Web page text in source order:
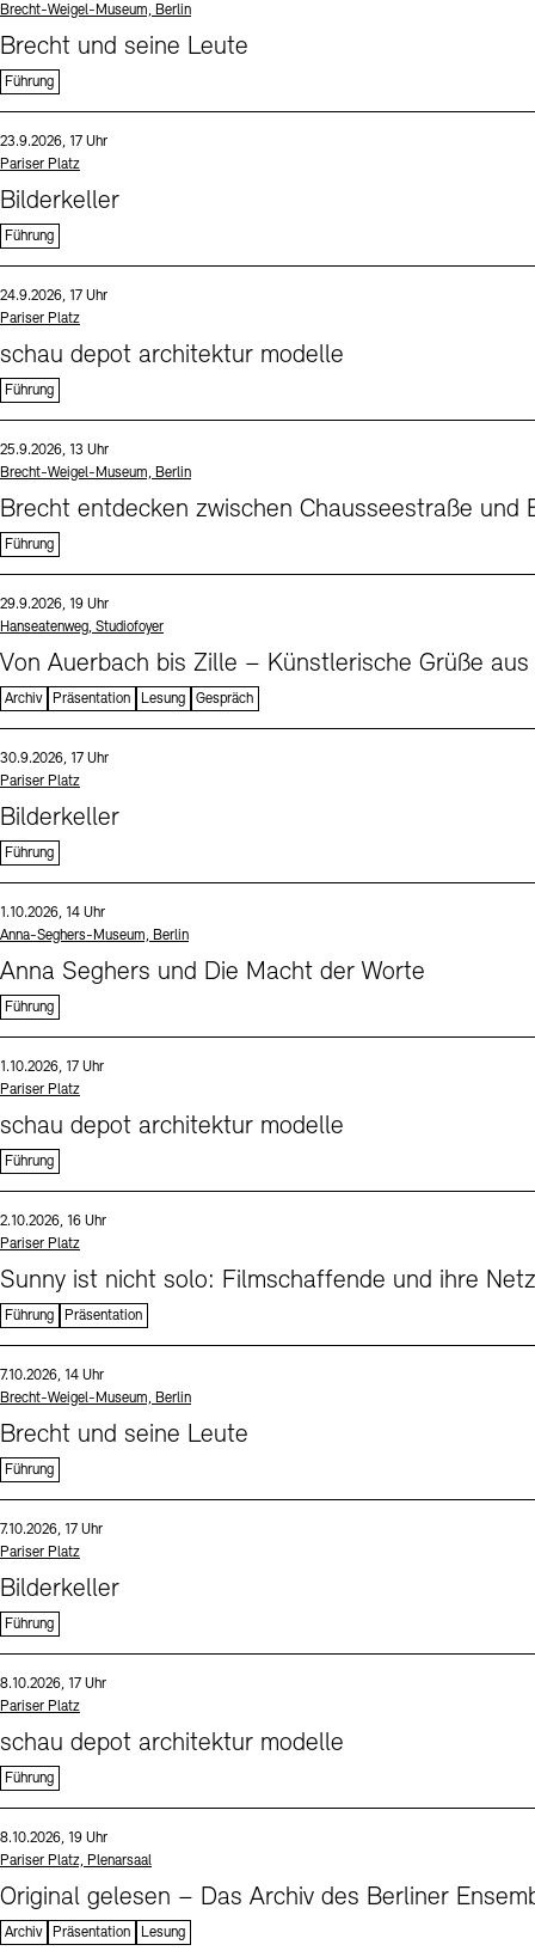
Standort
Brecht-Weigel-Museum, Berlin
Brecht und seine Leute
Führung
Datum und Uhrzeit:
23.9.2026, 17 Uhr
Standort
Pariser Platz
Bilderkeller
Führung
Datum und Uhrzeit:
24.9.2026, 17 Uhr
Standort
Pariser Platz
schau depot architektur modelle
Führung
Datum und Uhrzeit:
25.9.2026, 13 Uhr
Standort
Brecht-Weigel-Museum, Berlin
Brecht entdecken zwischen Chausseestraße und
Führung
Datum und Uhrzeit:
29.9.2026, 19 Uhr
Standort
Hanseatenweg, Studiofoyer
Von Auerbach bis Zille – Künstlerische Grüße aus
Archiv Präsentation Lesung Gespräch
Datum und Uhrzeit:
30.9.2026, 17 Uhr
Standort
Pariser Platz
Bilderkeller
Führung
Datum und Uhrzeit:
1.10.2026, 14 Uhr
Standort
Anna-Seghers-Museum, Berlin
Anna Seghers und Die Macht der Worte
Führung
Datum und Uhrzeit:
1.10.2026, 17 Uhr
Standort
Pariser Platz
schau depot architektur modelle
Führung
Datum und Uhrzeit:
2.10.2026, 16 Uhr
Standort
Pariser Platz
Sunny ist nicht solo: Filmschaffende und ihre
Führung Präsentation
Datum und Uhrzeit:
7.10.2026, 14 Uhr
Standort
Brecht-Weigel-Museum, Berlin
Brecht und seine Leute
Führung
Datum und Uhrzeit:
7.10.2026, 17 Uhr
Standort
Pariser Platz
Bilderkeller
Führung
Datum und Uhrzeit:
8.10.2026, 17 Uhr
Standort
Pariser Platz
schau depot architektur modelle
Führung
Datum und Uhrzeit:
8.10.2026, 19 Uhr
Standort
Pariser Platz, Plenarsaal
Original gelesen – Das Archiv des Berliner
Archiv Präsentation Lesung